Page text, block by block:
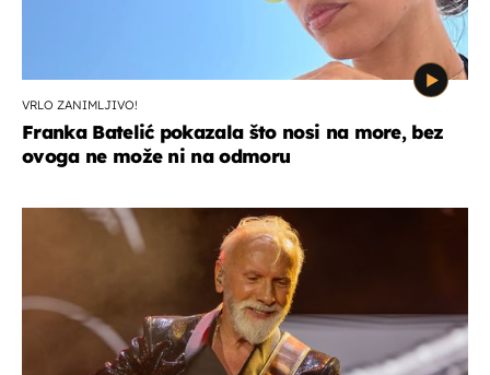
VRLO ZANIMLJIVO!
Franka Batelić pokazala što nosi na more, bez
ovoga ne može ni na odmoru